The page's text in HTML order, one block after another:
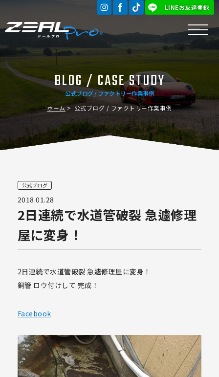
LINEお友達登録
公式ブログ / ファクトリー作業事例
BLOG / CASE STUDY
ホーム 公式ブログ / ファクトリー作業事例
公式ブログ
2018.01.28
2日連続で水道管破裂 急遽修理
屋に変身！
2日連続で水道管破裂 急遽修理屋に変身！
銅管 ロウ付けして 完成！
Facebook